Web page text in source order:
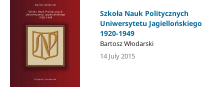
Szkoła Nauk Politycznych
Uniwersytetu Jagiellońskiego
1920-1949
Bartosz Włodarski
14 July 2015